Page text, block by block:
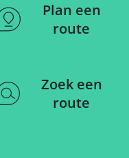
Plan een
route
Zoek een
route